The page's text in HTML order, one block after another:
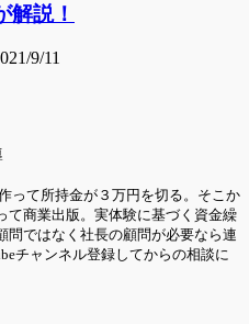
解説！
9/11
って所持金が３万円を切る。そこか
て商業出版。実体験に基づく資金繰
問ではなく社長の顧問が必要なら連
チャンネル登録してからの相談に